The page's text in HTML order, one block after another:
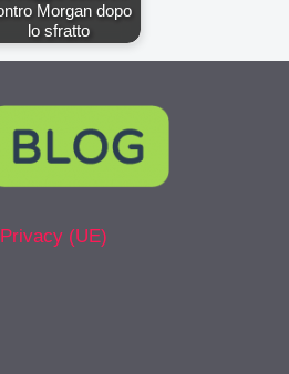
Morgan dopo
lo sfratto
(UE)